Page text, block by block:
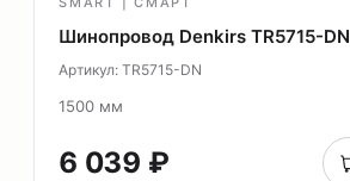
Шинопровод Denkirs TR5715-DN
Артикул: TR5715-DN
1500 мм
6 039 ₽